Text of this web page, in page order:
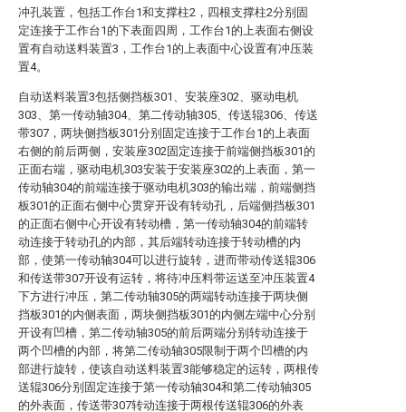
冲孔装置，包括工作台1和支撑柱2，四根支撑柱2分别固
定连接于工作台1的下表面四周，工作台1的上表面右侧设
置有自动送料装置3，工作台1的上表面中心设置有冲压装
置4。
自动送料装置3包括侧挡板301、安装座302、驱动电机
303、第一传动轴304、第二传动轴305、传送辊306、传送
带307，两块侧挡板301分别固定连接于工作台1的上表面
右侧的前后两侧，安装座302固定连接于前端侧挡板301的
正面右端，驱动电机303安装于安装座302的上表面，第一
传动轴304的前端连接于驱动电机303的输出端，前端侧挡
板301的正面右侧中心贯穿开设有转动孔，后端侧挡板301
的正面右侧中心开设有转动槽，第一传动轴304的前端转
动连接于转动孔的内部，其后端转动连接于转动槽的内
部，使第一传动轴304可以进行旋转，进而带动传送辊306
和传送带307开设有运转，将待冲压料带运送至冲压装置4
下方进行冲压，第二传动轴305的两端转动连接于两块侧
挡板301的内侧表面，两块侧挡板301的内侧左端中心分别
开设有凹槽，第二传动轴305的前后两端分别转动连接于
两个凹槽的内部，将第二传动轴305限制于两个凹槽的内
部进行旋转，使该自动送料装置3能够稳定的运转，两根传
送辊306分别固定连接于第一传动轴304和第二传动轴305
的外表面，传送带307转动连接于两根传送辊306的外表